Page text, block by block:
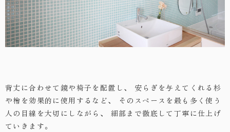
背丈に合わせて鏡や椅子を配置し、
安らぎを与えてくれる杉
や檜を効果的に使用するなど、
そのスペースを最も多く使う
人の目線を大切にしながら、
細部まで徹底して丁寧に仕上げ
ていきます。